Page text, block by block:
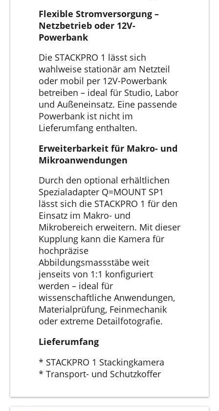
Flexible Stromversorgung –
Netzbetrieb oder 12V-
Powerbank
Die STACKPRO 1 lässt sich
wahlweise stationär am Netzteil
oder mobil per 12V-Powerbank
betreiben – ideal für Studio, Labor
und Außeneinsatz. Eine passende
Powerbank ist nicht im
Lieferumfang enthalten.
Erweiterbarkeit für Makro- und
Mikroanwendungen
Durch den optional erhältlichen
Spezialadapter Q=MOUNT SP1
lässt sich die STACKPRO 1 für den
Einsatz im Makro- und
Mikrobereich erweitern. Mit dieser
Kupplung kann die Kamera für
hochpräzise
Abbildungsmassstäbe weit
jenseits von 1:1 konfiguriert
werden – ideal für
wissenschaftliche Anwendungen,
Materialprüfung, Feinmechanik
oder extreme Detailfotografie.
Lieferumfang
* STACKPRO 1 Stackingkamera
* Transport- und Schutzkoffer